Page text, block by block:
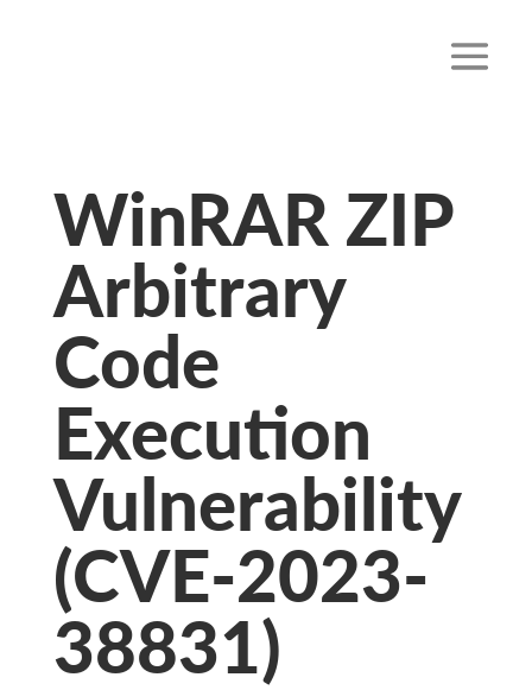
WinRAR ZIP
Arbitrary
Code
Execution
Vulnerability
(CVE-2023-
38831)